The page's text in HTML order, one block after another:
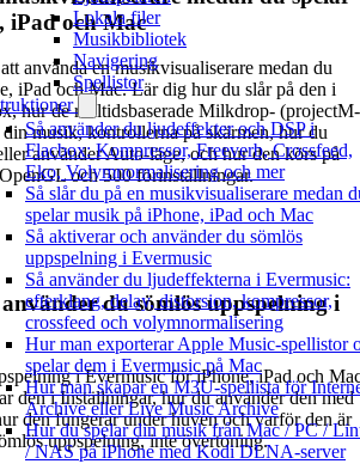
Lokala filer
Musikbibliotek
Navigering
Spellistor
Så använder du ljudeffekter och DSP i
Flacbox: Kompressor, Freeverb, Crossfeed,
Eko, Volymnormalisering och mer
Så slår du på en musikvisualiserare medan
spelar musik på iPhone, iPad och Mac
Så aktiverar och använder du sömlös
uppspelning i Evermusic
Så använder du ljudeffekterna i Evermusic:
efterklang, delay, distorsion, kompressor,
crossfeed och volymnormalisering
Hur man exporterar Apple Music-spellistor
spelar dem i Evermusic på Mac
Hur man skapar en M3U-spellista för
Archive eller Live Music Archive
Hur du spelar din musik från Mac / PC /
/ NAS på iPhone med Kodi DLNA-server
iPad och Mac
använda en musikvisualiserare medan du
iPad och Mac. Lär dig hur du slår på den i
hur de realtidsbaserade Milkdrop-
din musik, kontrollerna på skärmen, hur du
använder Auto-läge, och hur den körs på
och 500 förinställningar.
du sömlös uppspelning i
i Evermusic för iPhone, iPad och
den i Inställningar, hur du använder den med
den fungerar under huven och varför den är
uppspelning, inte övertoning.